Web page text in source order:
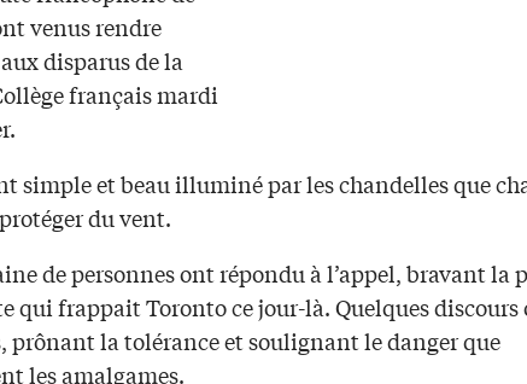
venus rendre
disparus de la
français mardi
simple et beau illuminé par les chandelles que
du vent.
de personnes ont répondu à l’appel, bravant la
qui frappait Toronto ce jour-là. Quelques discours
prônant la tolérance et soulignant le danger que
les amalgames.